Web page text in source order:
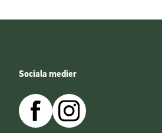
Sociala medier